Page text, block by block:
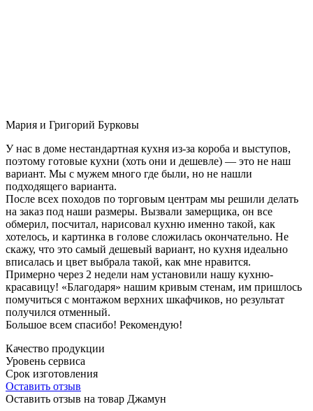
Мария и Григорий Бурковы
У нас в доме нестандартная кухня из-за короба и выступов,
поэтому готовые кухни (хоть они и дешевле) — это не наш
вариант. Мы с мужем много где были, но не нашли
подходящего варианта.
После всех походов по торговым центрам мы решили делать
на заказ под наши размеры. Вызвали замерщика, он все
обмерил, посчитал, нарисовал кухню именно такой, как
хотелось, и картинка в голове сложилась окончательно. Не
скажу, что это самый дешевый вариант, но кухня идеально
вписалась и цвет выбрала такой, как мне нравится.
Примерно через 2 недели нам установили нашу кухню-
красавицу! «Благодаря» нашим кривым стенам, им пришлось
помучиться с монтажом верхних шкафчиков, но результат
получился отменный.
Большое всем спасибо! Рекомендую!
Качество продукции
Уровень сервиса
Срок изготовления
Оставить отзыв
Оставить отзыв на товар Джамун